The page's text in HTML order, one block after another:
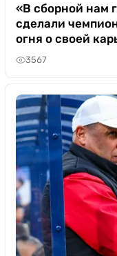
«В сборной нам
сделали
огня о своей
3567